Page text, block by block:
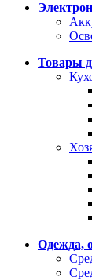
Товары
Одежда,